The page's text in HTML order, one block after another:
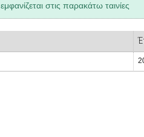
εμφανίζεται στις παρακάτω ταινίες